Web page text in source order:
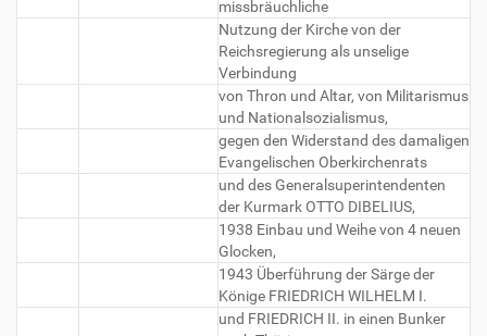
missbräuchliche
Nutzung der Kirche von der
Reichsregierung als unselige
Verbindung
von Thron und Altar, von Militarismus
und Nationalsozialismus,
gegen den Widerstand des damaligen
Evangelischen Oberkirchenrats
und des Generalsuperintendenten
der Kurmark OTTO DIBELIUS,
1938 Einbau und Weihe von 4 neuen
Glocken,
1943 Überführung der Särge der
Könige FRIEDRICH WILHELM I.
und FRIEDRICH II. in einen Bunker